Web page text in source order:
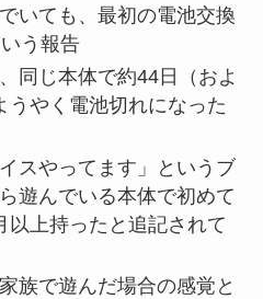
いても、最初の電池交換
う報告
同じ本体で約44日（およ
うやく電池切れになった
スやってます」というブ
遊んでいる本体で初めて
以上持ったと追記されて
族で遊んだ場合の感覚と